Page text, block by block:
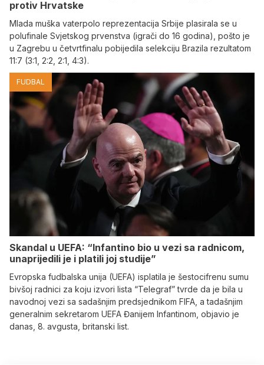
protiv Hrvatske
Mlada muška vaterpolo reprezentacija Srbije plasirala se u
polufinale Svjetskog prvenstva (igrači do 16 godina), pošto je
u Zagrebu u četvrtfinalu pobijedila selekciju Brazila rezultatom
11:7 (3:1, 2:2, 2:1, 4:3).
FUDBAL
Skandal u UEFA: “Infantino bio u vezi sa radnicom,
unaprijedili je i platili joj studije”
Evropska fudbalska unija (UEFA) isplatila je šestocifrenu sumu
bivšoj radnici za koju izvori lista “Telegraf” tvrde da je bila u
navodnoj vezi sa sadašnjim predsjednikom FIFA, a tadašnjim
generalnim sekretarom UEFA Đanijem Infantinom, objavio je
danas, 8. avgusta, britanski list.